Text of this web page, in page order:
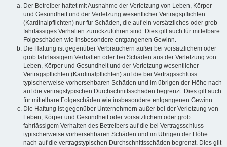
Der Betreiber haftet mit Ausnahme der Verletzung von Leben, Körper
und Gesundheit und der Verletzung wesentlicher Vertragspflichten
(Kardinalpflichten) nur für Schäden, die auf ein vorsätzliches oder grob
fahrlässiges Verhalten zurückzuführen sind. Dies gilt auch für mittelbare
Folgeschäden wie insbesondere entgangenen Gewinn.
Die Haftung ist gegenüber Verbrauchern außer bei vorsätzlichem oder
grob fahrlässigem Verhalten oder bei Schäden aus der Verletzung von
Leben, Körper und Gesundheit und der Verletzung wesentlicher
Vertragspflichten (Kardinalpflichten) auf die bei Vertragsschluss
typischerweise vorhersehbaren Schäden und im übrigen der Höhe nach
auf die vertragstypischen Durchschnittsschäden begrenzt. Dies gilt auch
für mittelbare Folgeschäden wie insbesondere entgangenen Gewinn.
Die Haftung ist gegenüber Unternehmern außer bei der Verletzung von
Leben, Körper und Gesundheit oder vorsätzlichem oder grob
fahrlässigem Verhalten des Betreibers auf die bei Vertragsschluss
typischerweise vorhersehbaren Schäden und im Übrigen der Höhe
nach auf die vertragstypischen Durchschnittsschäden begrenzt. Dies gilt